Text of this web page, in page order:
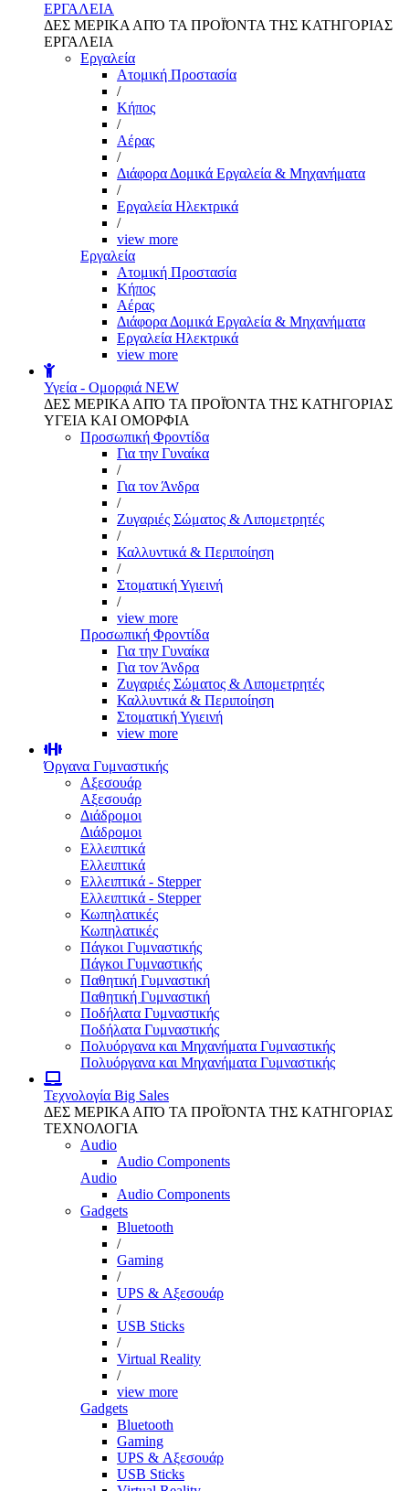
ΕΡΓΑΛΕΙΑ
ΔΕΣ ΜΕΡΙΚΑ ΑΠΌ ΤΑ ΠΡΟΪΌΝΤΑ ΤΗΣ ΚΑΤΗΓΟΡΙΑΣ
ΕΡΓΑΛΕΙΑ
Εργαλεία
Aτομική Προστασία
/
Kήπος
/
Αέρας
/
Διάφορα Δομικά Εργαλεία & Μηχανήματα
/
Εργαλεία Ηλεκτρικά
/
view more
Εργαλεία
Aτομική Προστασία
Kήπος
Αέρας
Διάφορα Δομικά Εργαλεία & Μηχανήματα
Εργαλεία Ηλεκτρικά
view more
Υγεία - Ομορφιά NEW
ΔΕΣ ΜΕΡΙΚΑ ΑΠΌ ΤΑ ΠΡΟΪΌΝΤΑ ΤΗΣ ΚΑΤΗΓΟΡΙΑΣ
ΥΓΕΙΑ ΚΑΙ ΟΜΟΡΦΙΑ
Προσωπική Φροντίδα
Για την Γυναίκα
/
Για τον Άνδρα
/
Ζυγαριές Σώματος & Λιπομετρητές
/
Καλλυντικά & Περιποίηση
/
Στοματική Υγιεινή
/
view more
Προσωπική Φροντίδα
Για την Γυναίκα
Για τον Άνδρα
Ζυγαριές Σώματος & Λιπομετρητές
Καλλυντικά & Περιποίηση
Στοματική Υγιεινή
view more
Όργανα Γυμναστικής
Αξεσουάρ
Αξεσουάρ
Διάδρομοι
Διάδρομοι
Ελλειπτικά
Ελλειπτικά
Ελλειπτικά - Stepper
Ελλειπτικά - Stepper
Κωπηλατικές
Κωπηλατικές
Πάγκοι Γυμναστικής
Πάγκοι Γυμναστικής
Παθητική Γυμναστική
Παθητική Γυμναστική
Ποδήλατα Γυμναστικής
Ποδήλατα Γυμναστικής
Πολυόργανα και Μηχανήματα Γυμναστικής
Πολυόργανα και Μηχανήματα Γυμναστικής
Τεχνολογία Big Sales
ΔΕΣ ΜΕΡΙΚΑ ΑΠΌ ΤΑ ΠΡΟΪΌΝΤΑ ΤΗΣ ΚΑΤΗΓΟΡΙΑΣ
ΤΕΧΝΟΛΟΓΙΑ
Audio
Audio Components
Audio
Audio Components
Gadgets
Bluetooth
/
Gaming
/
UPS & Αξεσουάρ
/
USB Sticks
/
Virtual Reality
/
view more
Gadgets
Bluetooth
Gaming
UPS & Αξεσουάρ
USB Sticks